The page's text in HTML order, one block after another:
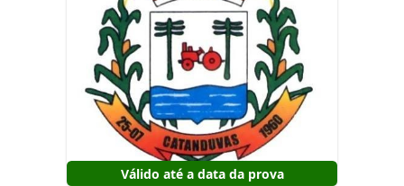
Válido até a data da prova